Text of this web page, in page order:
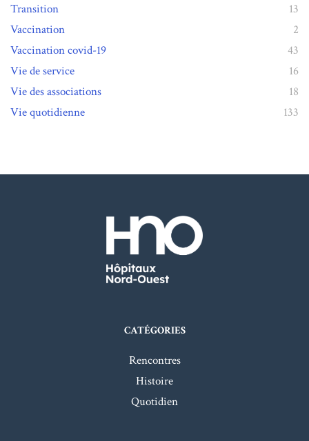
Transition
13
Vaccination
2
Vaccination covid-19
43
Vie de service
16
Vie des associations
18
Vie quotidienne
133
CATÉGORIES
Rencontres
Histoire
Quotidien